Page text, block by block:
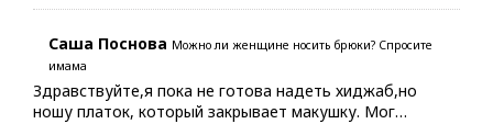
Саша Поснова Можно ли женщине носить брюки? Спросите
имама
Здравствуйте,я пока не готова надеть хиджаб,но
ношу платок, который закрывает макушку. Мог…